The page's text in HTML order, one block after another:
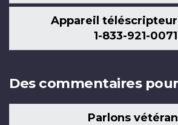
Appareil téléscripteur
1-833-921-0071
Des commentaires pour
Parlons